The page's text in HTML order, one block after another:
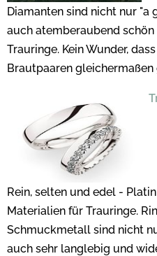
Diamanten sind nicht nur "a
auch atemberaubend
Trauringe. Kein Wunder,
Brautpaaren
Rein, selten und edel -
Materialien für Trauringe.
Schmuckmetall sind nicht
auch sehr langlebig und